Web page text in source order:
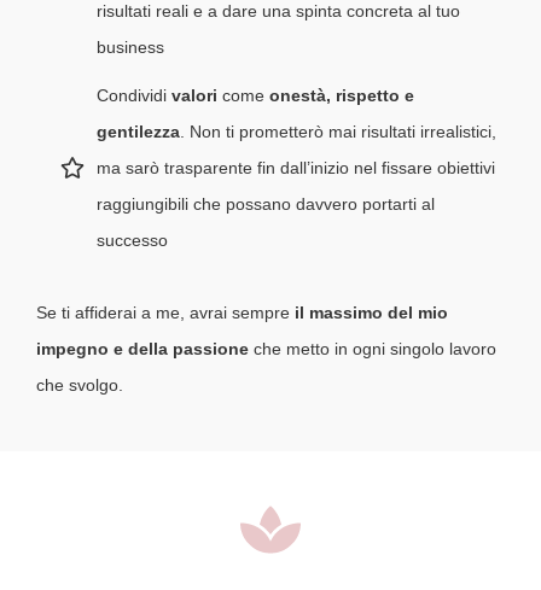
risultati reali e a dare una spinta concreta al tuo
business
Condividi valori come onestà, rispetto e
gentilezza. Non ti prometterò mai risultati irrealistici,
ma sarò trasparente fin dall’inizio nel fissare obiettivi
raggiungibili che possano davvero portarti al
successo
Se ti affiderai a me, avrai sempre il massimo del mio
impegno e della passione che metto in ogni singolo lavoro
che svolgo.